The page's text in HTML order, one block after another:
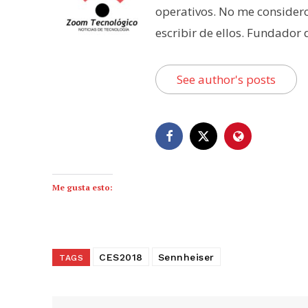
operativos. No me
escribir de ellos. Fundador
See author's posts
Me gusta esto:
TAGS CES2018 Sennheiser